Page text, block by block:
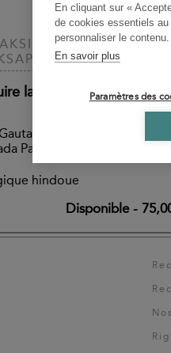
En cliquant sur «
de cookies essentiels
personnaliser le contenu.
En savoir plus
Paramètres des
la pensée en Inde
Aksapada et Nyaya-
Paksilasvamin
hindoue
Disponible-